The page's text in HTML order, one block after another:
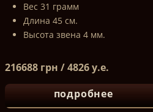
Вес 31 грамм
Длина 45 см.
Высота звена 4 мм.
216688 грн / 4826 у.е.
подробнее